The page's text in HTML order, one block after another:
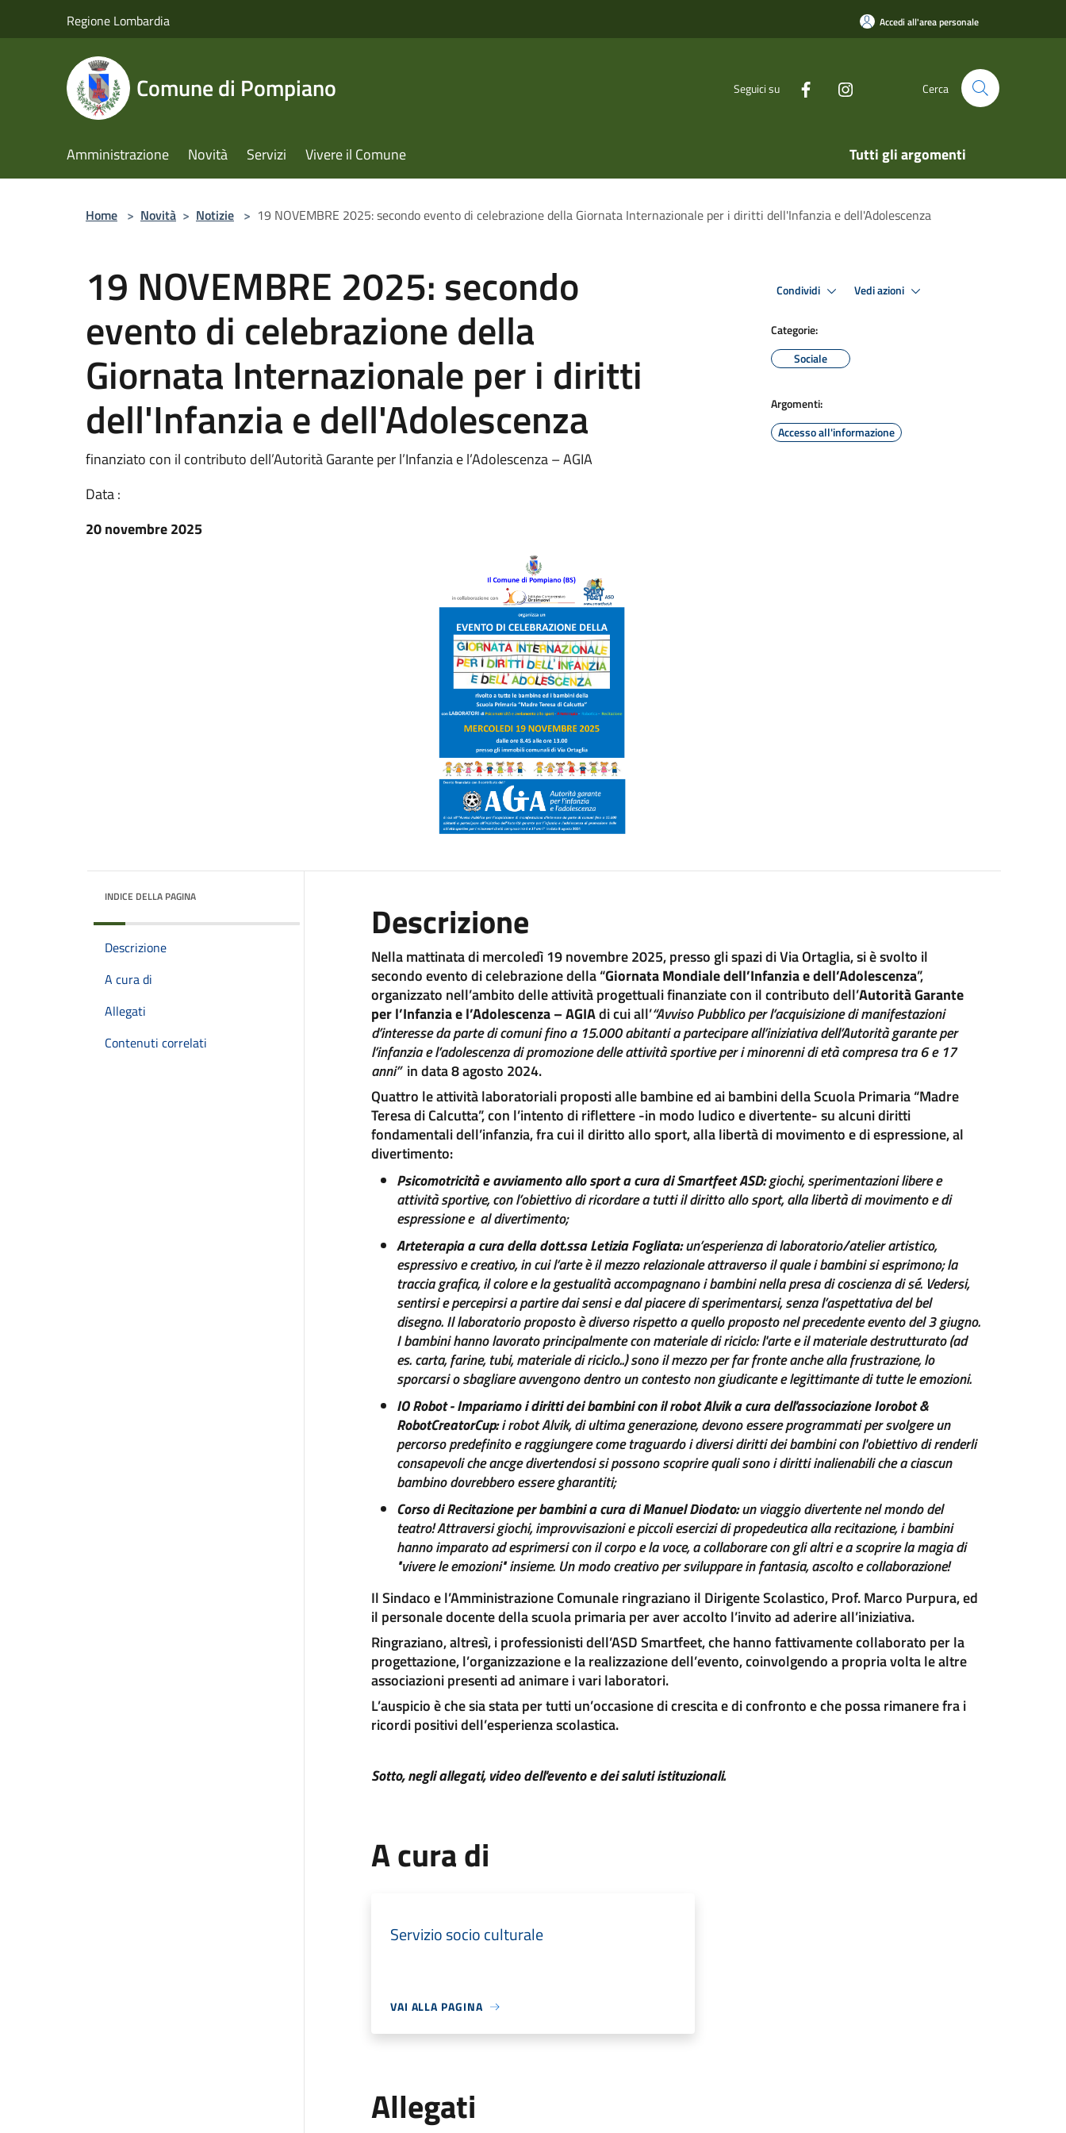
Regione Lombardia Accedi all'area personale
Comune di Pompiano Seguici su Cerca
Amministrazione Novità Servizi Vivere il Comune Tutti gli argomenti
Home > Novità > Notizie > 19 NOVEMBRE 2025: secondo evento di celebrazione della Giornata Internazionale per i diritti dell'Infanzia e dell'Adolescenza
19 NOVEMBRE 2025: secondo
evento di celebrazione della
Giornata Internazionale per i diritti
dell'Infanzia e dell'Adolescenza
finanziato con il contributo dell’Autorità Garante per l’Infanzia e l’Adolescenza – AGIA
Data :
20 novembre 2025
Condividi Vedi azioni
Categorie:
Sociale
Argomenti:
Accesso all'informazione
INDICE DELLA PAGINA
Descrizione
A cura di
Allegati
Contenuti correlati
Descrizione
Nella mattinata di mercoledì 19 novembre 2025, presso gli spazi di Via Ortaglia, si è svolto il
secondo evento di celebrazione della “Giornata Mondiale dell’Infanzia e dell’Adolescenza”,
organizzato nell’ambito delle attività progettuali finanziate con il contributo dell’Autorità Garante
per l’Infanzia e l’Adolescenza – AGIAdi cui all’“Avviso Pubblico per l’acquisizione di manifestazioni
d’interesse da parte di comuni fino a 15.000 abitanti a partecipare all’iniziativa dell’Autorità garante per
l’infanzia e l’adolescenza di promozione delle attività sportive per i minorenni di età compresa tra 6 e 17
anni”in data 8 agosto 2024.
Quattro le attività laboratoriali proposti alle bambine ed ai bambini della Scuola Primaria “Madre
Teresa di Calcutta”, con l’intento di riflettere -in modo ludico e divertente- su alcuni diritti
fondamentali dell’infanzia, fra cui il diritto allo sport, alla libertà di movimento e di espressione, al
divertimento:
Psicomotricità e avviamento allo sport a cura di Smartfeet ASD:giochi, sperimentazioni libere e
attività sportive, con l’obiettivo di ricordare a tutti il diritto allo sport, alla libertà di movimento e di
espressione e al divertimento;
Arteterapia a cura della dott.ssa Letizia Fogliata:un’esperienza di laboratorio/atelier artistico,
espressivo e creativo, in cui l’arte è il mezzo relazionale attraverso il quale i bambini si esprimono; la
traccia grafica, il colore e la gestualità accompagnano i bambini nella presa di coscienza di sé. Vedersi,
sentirsi e percepirsi a partire dai sensi e dal piacere di sperimentarsi, senza l’aspettativa del bel
disegno. Il laboratorio proposto è diverso rispetto a quello proposto nel precedente evento del 3 giugno.
I bambini hanno lavorato principalmente con materiale di riciclo: l'arte e il materiale destrutturato (ad
es. carta, farine, tubi, materiale di riciclo..) sono il mezzo per far fronte anche alla frustrazione, lo
sporcarsi o sbagliare avvengono dentro un contesto non giudicante e legittimante di tutte le emozioni.
IO Robot - Impariamo i diritti dei bambini con il robot Alvik a cura dell'associazione Iorobot &
RobotCreatorCup:i robot Alvik, di ultima generazione, devono essere programmati per svolgere un
percorso predefinito e raggiungere come traguardo i diversi diritti dei bambini con l'obiettivo di renderli
consapevoli che ancge divertendosi si possono scoprire quali sono i diritti inalienabili che a ciascun
bambino dovrebbero essere gharantiti;
Corso di Recitazione per bambini a cura di Manuel Diodato:un viaggio divertente nel mondo del
teatro! Attraversi giochi, improvvisazioni e piccoli esercizi di propedeutica alla recitazione, i bambini
hanno imparato ad esprimersi con il corpo e la voce, a collaborare con gli altri e a scoprire la magia di
"vivere le emozioni" insieme. Un modo creativo per sviluppare in fantasia, ascolto e collaborazione!
Il Sindaco e l’Amministrazione Comunale ringraziano il Dirigente Scolastico, Prof. Marco Purpura, ed
il personale docente della scuola primaria per aver accolto l’invito ad aderire all’iniziativa.
Ringraziano, altresì, i professionisti dell’ASD Smartfeet, che hanno fattivamente collaborato per la
progettazione, l’organizzazione e la realizzazione dell’evento, coinvolgendo a propria volta le altre
associazioni presenti ad animare i vari laboratori.
L’auspicio è che sia stata per tutti un’occasione di crescita e di confronto e che possa rimanere fra i
ricordi positivi dell’esperienza scolastica.
Sotto, negli allegati, video dell'evento e dei saluti istituzionali.
A cura di
Servizio socio culturale
VAI ALLA PAGINA
Allegati